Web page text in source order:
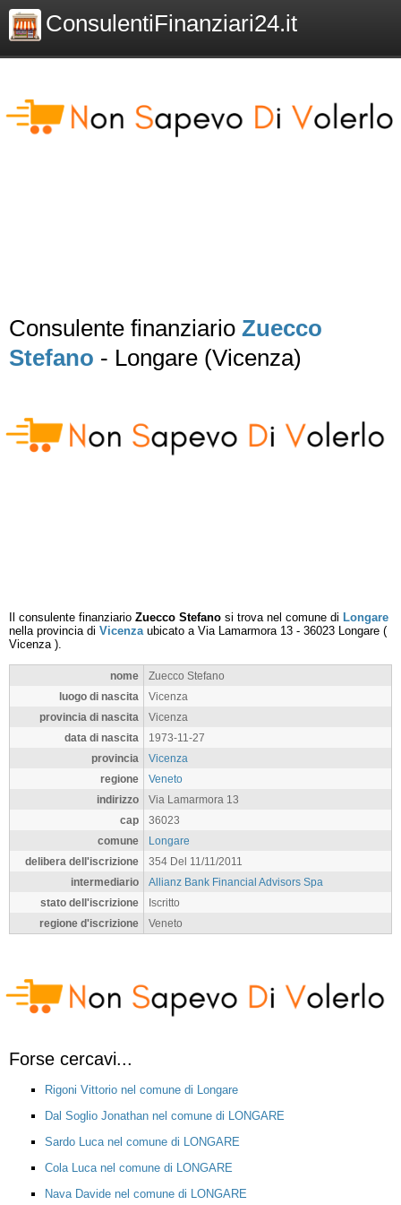
ConsulentiFinanziari24.it
Consulente finanziario Zuecco
Stefano - Longare (Vicenza)
Il consulente finanziario Zuecco Stefano si trova nel comune di Longare
nella provincia di Vicenzaubicato a Via Lamarmora 13 - 36023 Longare (
Vicenza).
nome
Zuecco Stefano
luogo di nascita
Vicenza
provincia di nascita
Vicenza
data di nascita
1973-11-27
provincia
Vicenza
regione
Veneto
indirizzo
Via Lamarmora 13
cap
36023
comune
Longare
delibera dell'iscrizione
354 Del 11/11/2011
intermediario
Allianz Bank Financial Advisors Spa
stato dell'iscrizione
Iscritto
regione d'iscrizione
Veneto
Forse cercavi...
Rigoni Vittorio nel comune di Longare
Dal Soglio Jonathan nel comune di LONGARE
Sardo Luca nel comune di LONGARE
Cola Luca nel comune di LONGARE
Nava Davide nel comune di LONGARE